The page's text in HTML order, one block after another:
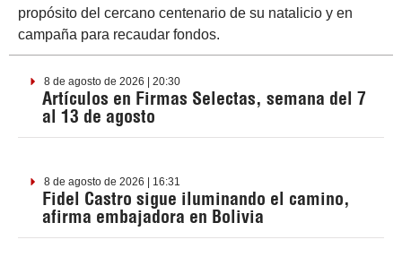
propósito del cercano centenario de su natalicio y en
campaña para recaudar fondos.
8 de agosto de 2026 | 20:30
Artículos en Firmas Selectas, semana del 7
al 13 de agosto
8 de agosto de 2026 | 16:31
Fidel Castro sigue iluminando el camino,
afirma embajadora en Bolivia